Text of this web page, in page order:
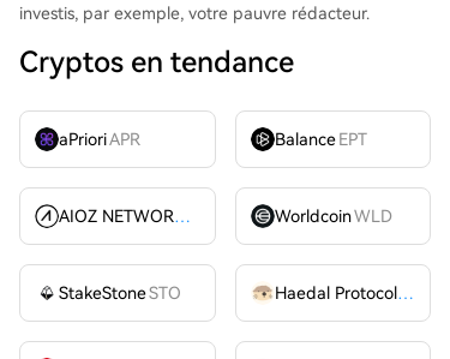
investis, par exemple, votre pauvre rédacteur.
Cryptos en tendance
aPrioriAPR Balance EPT
AIOZ NETWORK INC AIOZ WorldcoinWLD
StakeStoneSTO Haedal Protocol